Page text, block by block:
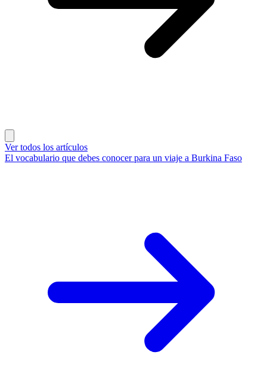
Ver todos los artículos
El vocabulario que debes conocer para un viaje a Burkina Faso